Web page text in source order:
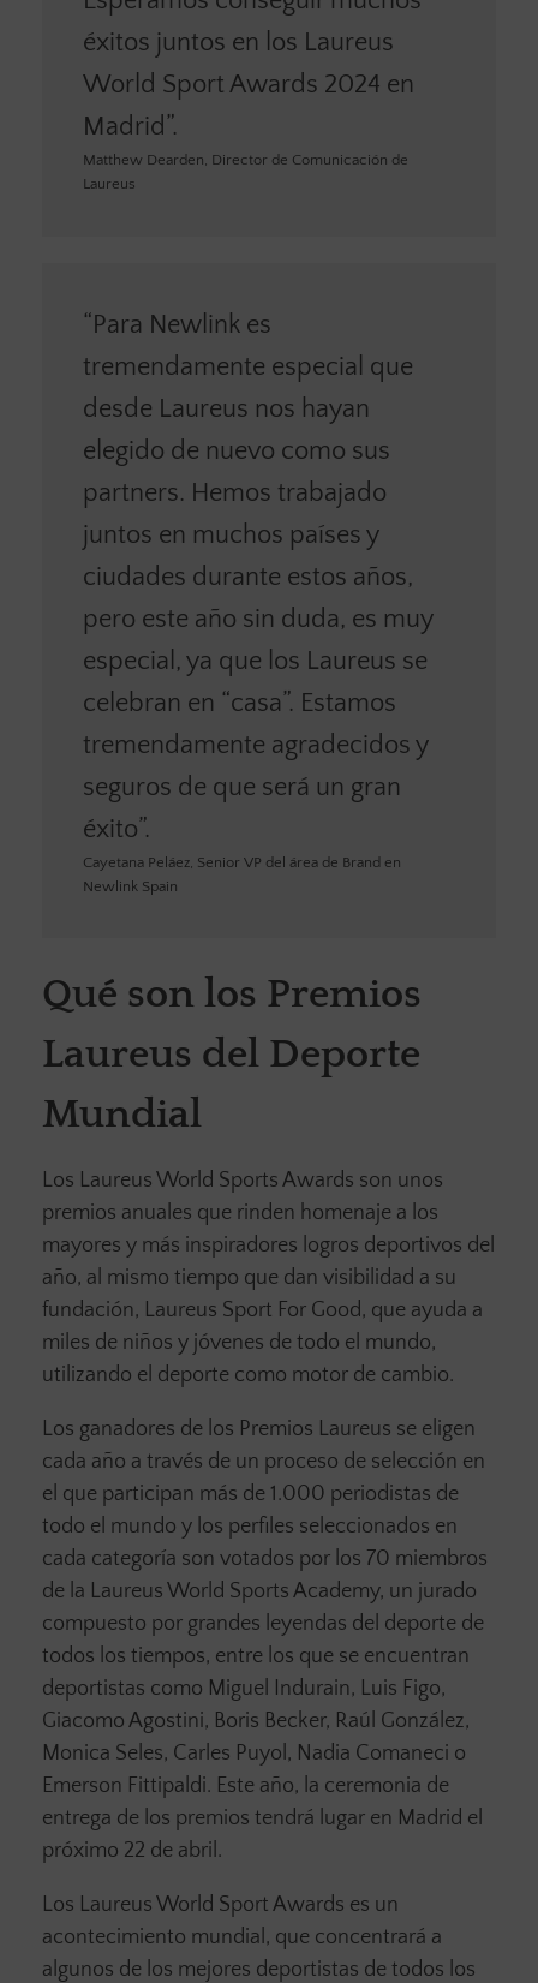
éxitos juntos en los Laureus
World Sport Awards 2024 en
Madrid”.
Matthew Dearden, Director de Comunicación de
Laureus
“Para Newlink es
tremendamente especial que
desde Laureus nos hayan
elegido de nuevo como sus
partners. Hemos trabajado
juntos en muchos países y
ciudades durante estos años,
pero este año sin duda, es muy
especial, ya que los Laureus se
celebran en “casa”. Estamos
tremendamente agradecidos y
seguros de que será un gran
éxito”.
Cayetana Peláez, Senior VP del área de Brand en
Newlink Spain
Qué son los Premios
Laureus del Deporte
Mundial
Los Laureus World Sports Awards son unos
premios anuales que rinden homenaje a los
mayores y más inspiradores logros deportivos del
año, al mismo tiempo que dan visibilidad a su
fundación, Laureus Sport For Good, que ayuda a
miles de niños y jóvenes de todo el mundo,
utilizando el deporte como motor de cambio.
Los ganadores de los Premios Laureus se eligen
cada año a través de un proceso de selección en
el que participan más de 1.000 periodistas de
todo el mundo y los perfiles seleccionados en
cada categoría son votados por los 70 miembros
de la Laureus World Sports Academy, un jurado
compuesto por grandes leyendas del deporte de
todos los tiempos, entre los que se encuentran
deportistas como Miguel Indurain, Luis Figo,
Giacomo Agostini, Boris Becker, Raúl González,
Monica Seles, Carles Puyol, Nadia Comaneci o
Emerson Fittipaldi. Este año, la ceremonia de
entrega de los premios tendrá lugar en Madrid el
próximo 22 de abril.
Los Laureus World Sport Awards es un
acontecimiento mundial, que concentrará a
algunos de los mejores deportistas de todos los